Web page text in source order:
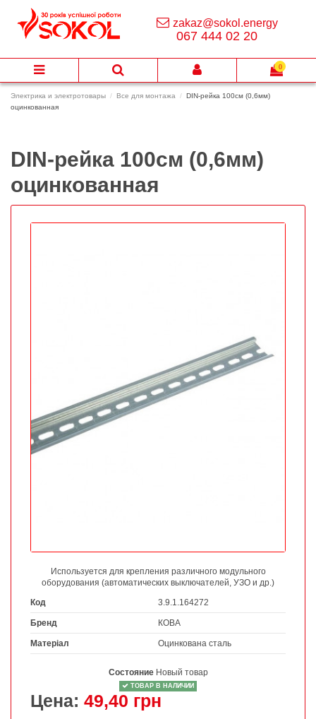
Электрика и электротовары Все для монтажа
DIN-рейка 100см (0,6мм)
оцинкованная
DIN-рейка 100см (0,6мм)
оцинкованная
Используется для крепления различного модульного
оборудования (автоматических выключателей, УЗО и др.)
Код
3.9.1.164272
Бренд КОВА
Матеріал Оцинкована сталь
Состояние Новый товар
ТОВАР В НАЛИЧИИ
Цена: 49,40 грн
zakaz@sokol.energy
067 444 02 20
0